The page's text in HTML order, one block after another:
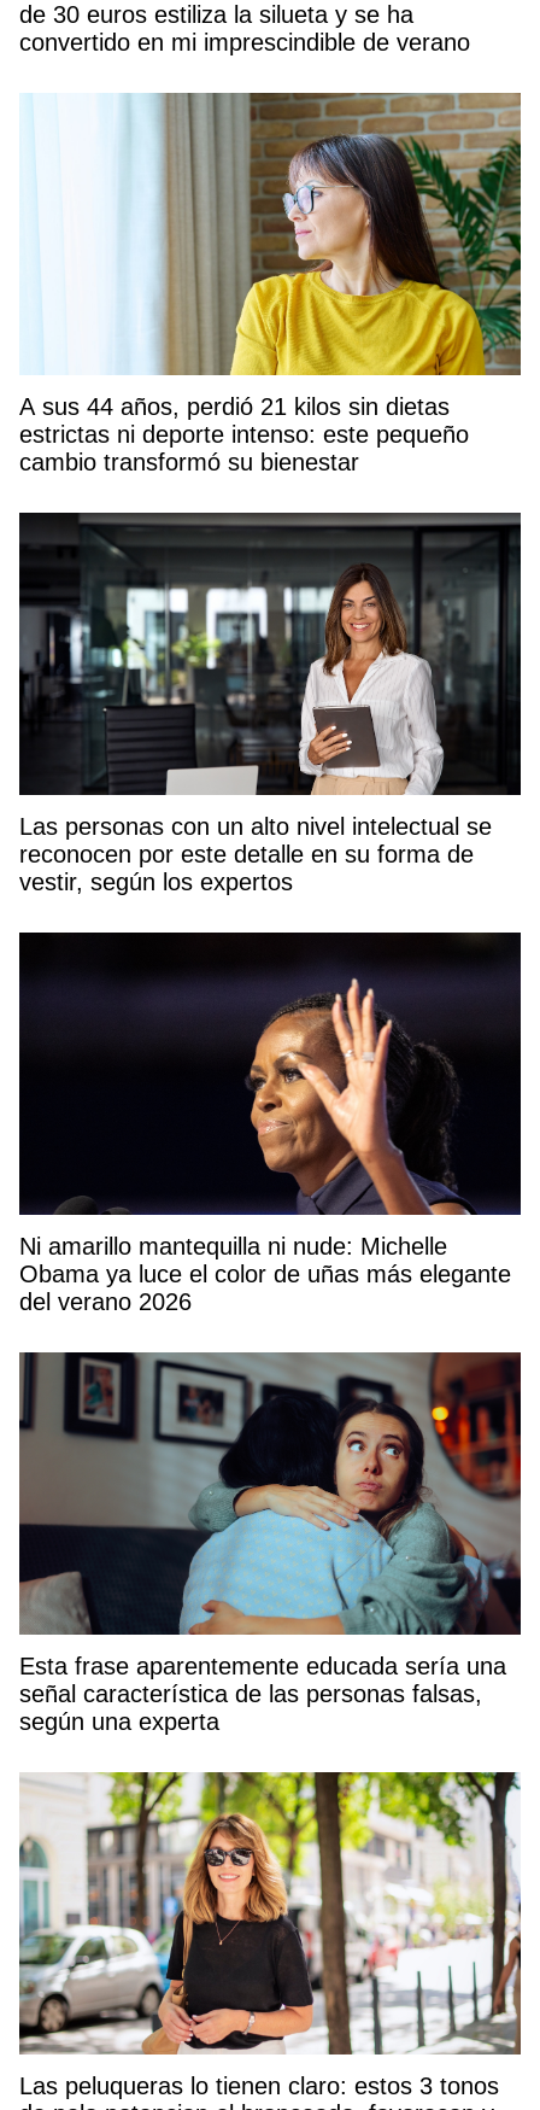
de 30 euros estiliza la silueta y se ha
convertido en mi imprescindible de verano
A sus 44 años, perdió 21 kilos sin dietas
estrictas ni deporte intenso: este pequeño
cambio transformó su bienestar
Las personas con un alto nivel intelectual se
reconocen por este detalle en su forma de
vestir, según los expertos
Ni amarillo mantequilla ni nude: Michelle
Obama ya luce el color de uñas más elegante
del verano 2026
Esta frase aparentemente educada sería una
señal característica de las personas falsas,
según una experta
Las peluqueras lo tienen claro: estos 3 tonos